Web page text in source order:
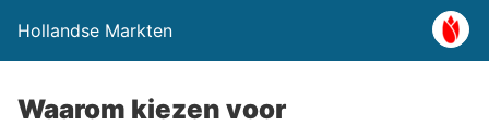
Hollandse Markten
Waarom kiezen voor